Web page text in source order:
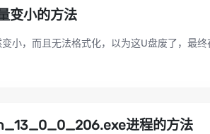
变小的方法
小，而且无法格式化，以为这U盘废了，最
进程的方法